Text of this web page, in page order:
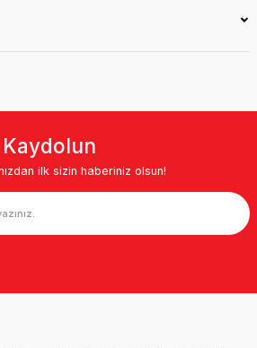
ilk sizin haberiniz olsun!